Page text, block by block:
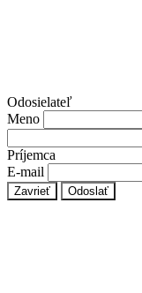
Odosielateľ
Meno
Príjemca
E-mail
Zavrieť Odoslať